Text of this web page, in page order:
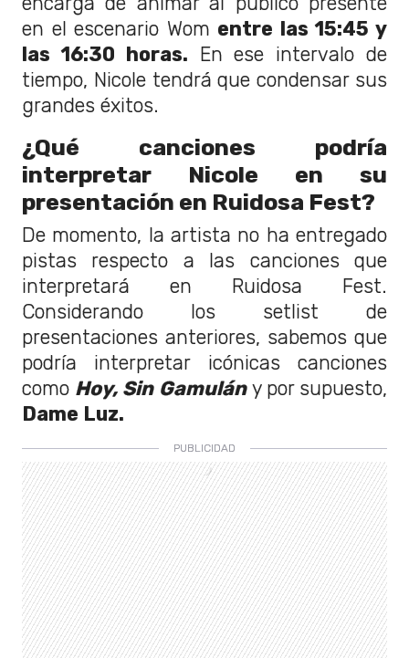
en el escenario Wom entre las 15:45 y
las 16:30 horas. En ese intervalo de
tiempo, Nicole tendrá que condensar sus
grandes éxitos.
¿Qué canciones podría
interpretar Nicole en su
presentación en Ruidosa Fest?
De momento, la artista no ha entregado
pistas respecto a las canciones que
interpretará en Ruidosa Fest.
Considerando los setlist de
presentaciones anteriores, sabemos que
podría interpretar icónicas canciones
como Hoy, Sin Gamulán y por supuesto,
Dame Luz.